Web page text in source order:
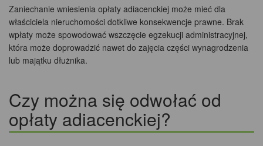
Zaniechanie wniesienia opłaty adiacenckiej może mieć dla
właściciela nieruchomości dotkliwe konsekwencje prawne. Brak
wpłaty może spowodować wszczęcie egzekucji administracyjnej,
która może doprowadzić nawet do zajęcia części wynagrodzenia
lub majątku dłużnika.
Czy można się odwołać od
opłaty adiacenckiej?